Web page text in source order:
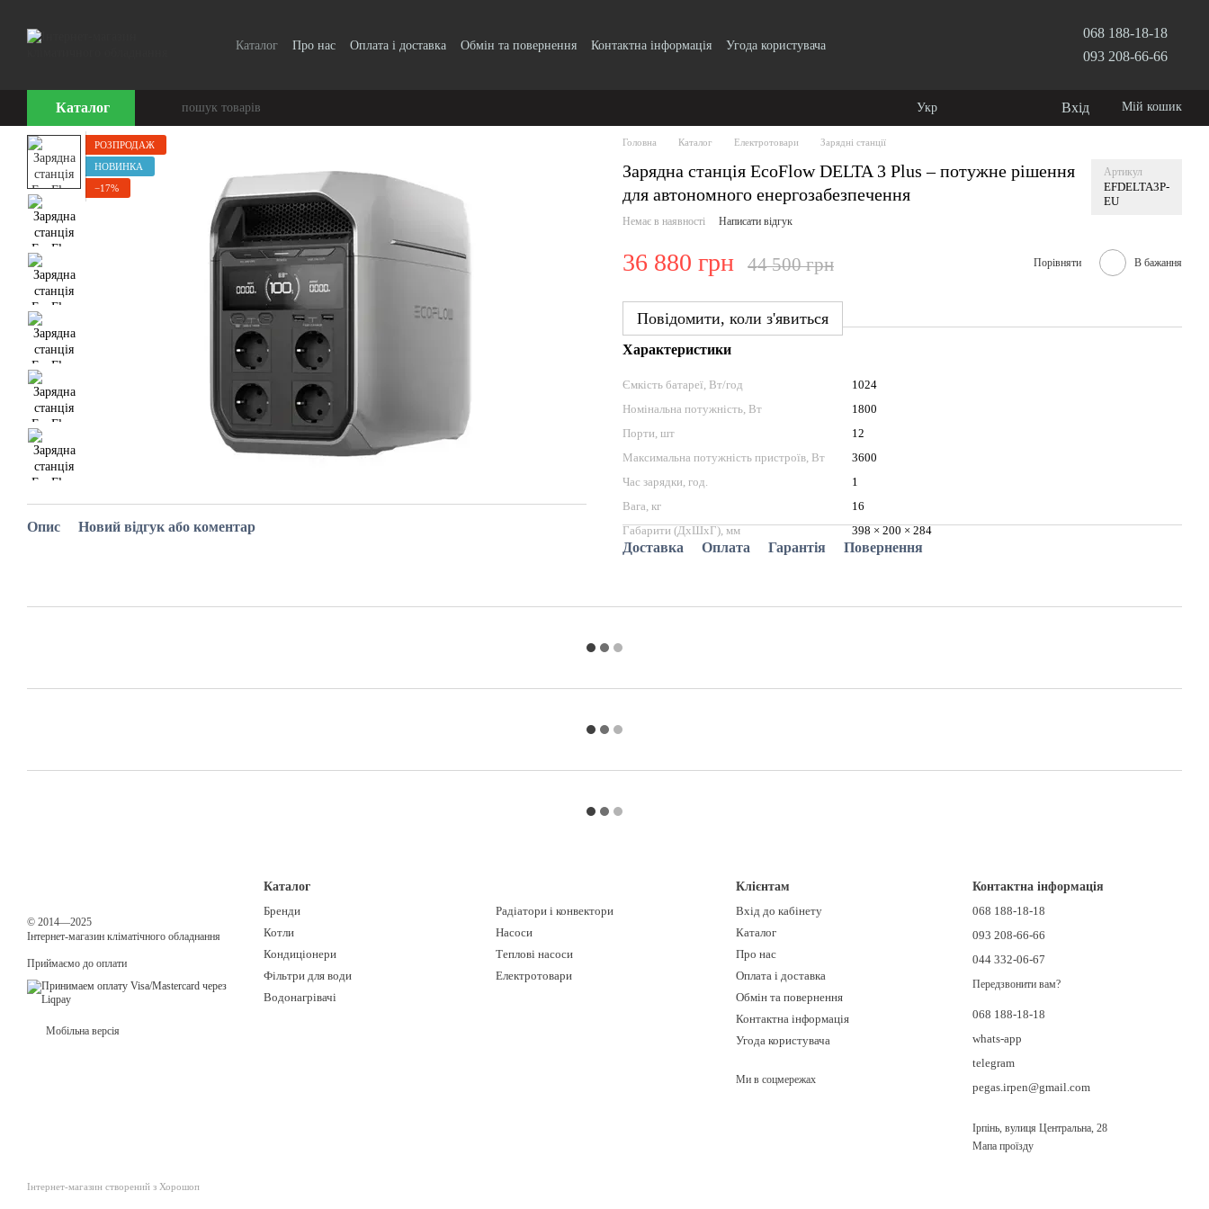
Каталог Про нас Оплата і доставка Обмін та повернення Контактна інформація Угода користувача
068 188-18-18
093 208-66-66
Каталог Укр Вхід Мій кошик
РОЗПРОДАЖ
НОВИНКА
−17%
Опис Новий відгук або коментар
Головна Каталог Електротовари Зарядні станції
Зарядна станція EcoFlow DELTA 3 Plus – потужне рішення
для автономного енергозабезпечення
Артикул
EFDELTA3P-
EU
Немає в наявності Написати відгук
36 880 грн 44 500 грн Порівняти В бажання
Повідомити, коли з'явиться
Характеристики
Ємкість батареї, Вт/год
1024
Номінальна потужність, Вт
1800
Порти, шт
12
Максимальна потужність пристроїв, Вт
3600
Час зарядки, год.
1
Вага, кг
16
Габарити (ДхШхГ), мм
398 × 200 × 284
Доставка Оплата Гарантія Повернення
© 2014—2025
Інтернет-магазин кліматічного обладнання
Приймаємо до оплати
Мобільна версія
Інтернет-магазин створений з Хорошоп
Каталог
Бренди
Котли
Кондиціонери
Фільтри для води
Водонагрівачі
Радіатори і конвектори
Насоси
Теплові насоси
Електротовари
Клієнтам
Вхід до кабінету
Каталог
Про нас
Оплата і доставка
Обмін та повернення
Контактна інформація
Угода користувача
Ми в соцмережах
Контактна інформація
068 188-18-18
093 208-66-66
044 332-06-67
Передзвонити вам?
068 188-18-18
whats-app
telegram
pegas.irpen@gmail.com
Ірпінь, вулиця Центральна, 28
Мапа проїзду